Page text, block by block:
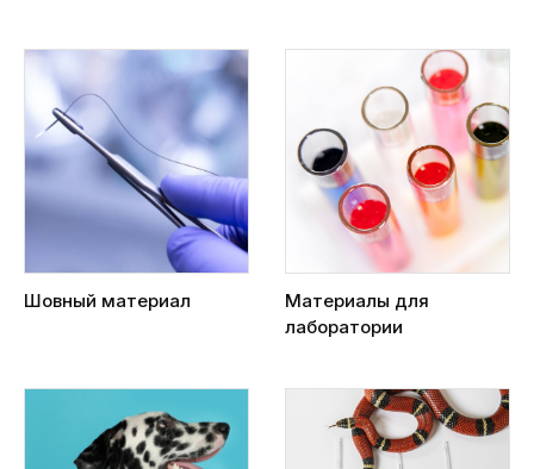
Шовный материал
Материалы для
лаборатории